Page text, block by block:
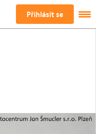
Přihlásit se